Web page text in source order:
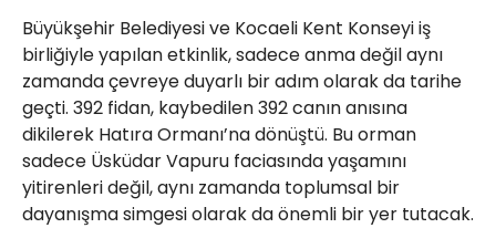
Büyükşehir Belediyesi ve Kocaeli Kent Konseyi iş
birliğiyle yapılan etkinlik, sadece anma değil aynı
zamanda çevreye duyarlı bir adım olarak da tarihe
geçti. 392 fidan, kaybedilen 392 canın anısına
dikilerek Hatıra Ormanı’na dönüştü. Bu orman
sadece Üsküdar Vapuru faciasında yaşamını
yitirenleri değil, aynı zamanda toplumsal bir
dayanışma simgesi olarak da önemli bir yer tutacak.